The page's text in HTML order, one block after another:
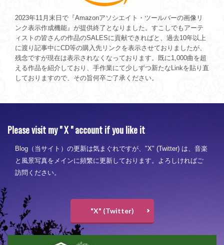
2023年11月末日で『Amazonアソシエイト・ツールバーの画像リ
ンク表示作成機能』が提供終了となりました。すこしでもアーテ
ィストの皆さんの作品のSALESに貢献できればと、過去10年以上
に渡り記事中にCD等の購入先リンクを表示させておりましたが、
残念ですが現在は表示されなくなっております。既に1,000曲を超
える作品を紹介しており、手作業にて少しずつ新たなLinkを貼り直
しておりますので、その旨何卒ご了承ください。
Please visit my " X " account if you like it
Blog（当サイト）の更新は気まぐれですが、"X" (Twitter) は、音楽
と風景写真をメインに頻繁に更新しております。よろしければご
訪問ください。
"X" (Twitter)